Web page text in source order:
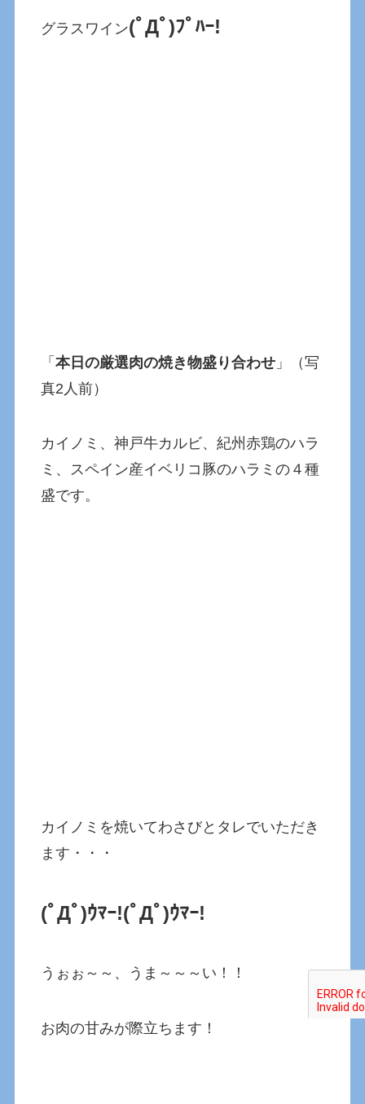
グラスワイン(ﾟДﾟ)ﾌﾟﾊｰ!
「本日の厳選肉の焼き物盛り合わせ 」（写
真2人前）
カイノミ、神戸牛カルビ、紀州赤鶏のハラ
ミ、スペイン産イベリコ豚のハラミの４種
盛です。
カイノミを焼いてわさびとタレでいただき
ます・・・
(ﾟДﾟ)ｳﾏｰ!(ﾟДﾟ)ｳﾏｰ!
うぉぉ～～、うま～～～い！！
お肉の甘みが際立ちます！